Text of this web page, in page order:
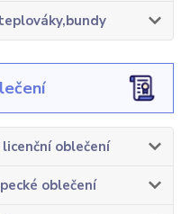
licenční oblečení
oblečení